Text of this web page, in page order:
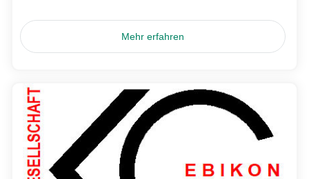
Mehr erfahren